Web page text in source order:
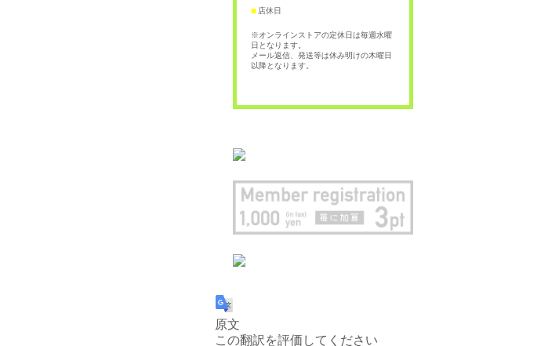
■ 店休日
※オンラインストアの定休日は毎週水曜
日となります。
メール返信、発送等は休み明けの木曜日
以降となります。
原文
この翻訳を評価してください